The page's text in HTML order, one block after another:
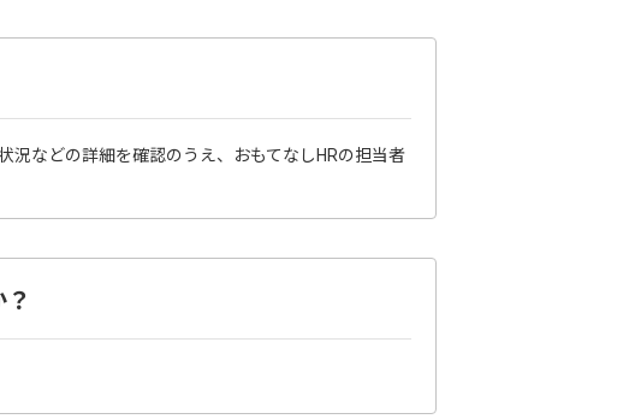
などの詳細を確認のうえ、おもてなしHRの担当者